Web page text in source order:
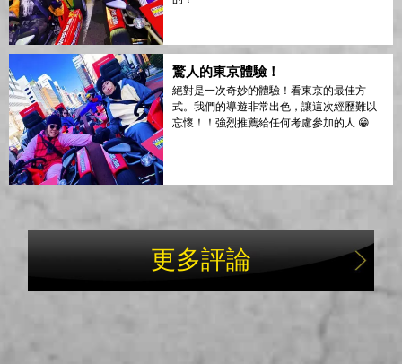
驚人的東京體驗！
絕對是一次奇妙的體驗！看東京的最佳方
式。我們的導遊非常出色，讓這次經歷難以
忘懷！！強烈推薦給任何考慮參加的人 😁
更多評論